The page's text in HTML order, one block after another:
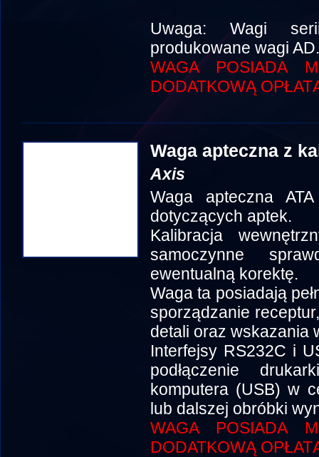
Uwaga: Wagi
produkowane wagi AD.
WAGA POSIADA
DODATKOWĄ
Waga apteczna z
Axis
Waga apteczna
dotyczących aptek.
Kalibracja
samoczynne
ewentualną korektę.
Waga ta posiadają
sporządzanie
detali oraz wskazania
Interfejsy RS232C i
podłączenie
komputera (USB) w
lub dalszej obróbki
WAGA POSIADA
DODATKOWĄ